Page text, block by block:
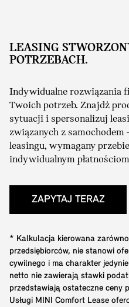
LEASING
POTRZEBACH.
Indywidualne rozwiązania
Twoich potrzeb. Znajdź
sytuacji i spersonalizuj
związanych z samochodem
leasingu, wymagany
indywidualnym
ZAPYTAJ TERAZ
* Kalkulacja kierowana
przedsiębiorców, nie stanowi
cywilnego i ma charakter
netto nie zawierają stawki
przedstawiają ostateczne ceny
Usługi MINI Comfort Lease